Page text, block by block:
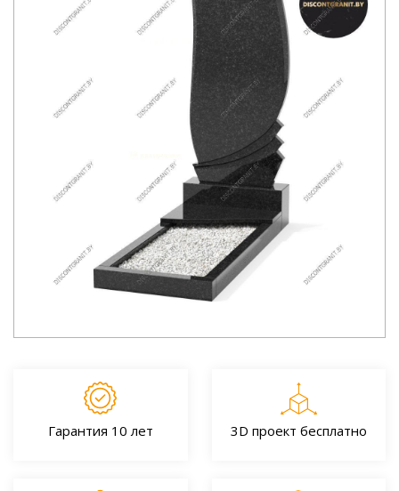
Акции на памятники
Рассрочка на памятники
Отзывы
Магазины
Гарантия 10 лет 3D проект бесплатно